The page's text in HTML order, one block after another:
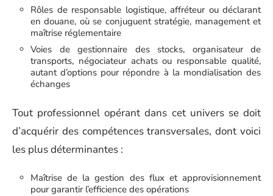
Rôles de responsable logistique, affréteur ou déclarant
en douane, où se conjuguent stratégie, management et
maîtrise réglementaire
Voies de gestionnaire des stocks, organisateur de
transports, négociateur achats ou responsable qualité,
autant d’options pour répondre à la mondialisation des
échanges
Tout professionnel opérant dans cet univers se doit
d’acquérir des compétences transversales, dont voici
les plus déterminantes :
Maîtrise de la gestion des flux et approvisionnement
pour garantir l’efficience des opérations